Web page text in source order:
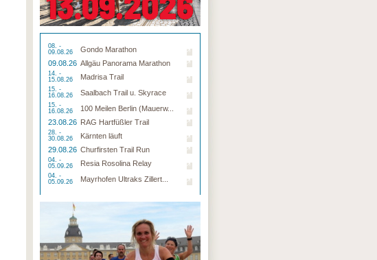
08. -
09.08.26
Gondo Marathon
09.08.26 Allgäu Panorama Marathon
14. -
15.08.26
Madrisa Trail
15. -
16.08.26
Saalbach Trail u. Skyrace
15. -
16.08.26
100 Meilen Berlin (Mauerw...
23.08.26 RAG Hartfüßler Trail
28. -
30.08.26
Kärnten läuft
29.08.26 Churfirsten Trail Run
04. -
05.09.26
Resia Rosolina Relay
04. -
05.09.26
Mayrhofen Ultraks Zillert...